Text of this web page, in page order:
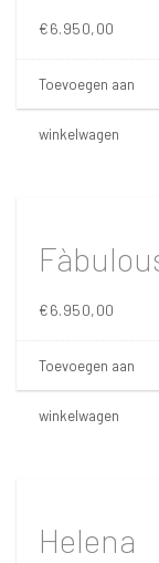
€6.950,00
Toevoegen aan
winkelwagen
€6.950,00
Toevoegen aan
winkelwagen
Helena